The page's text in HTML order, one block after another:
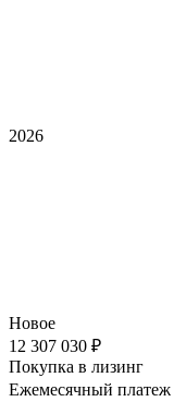
2026
Новое
12 307 030 ₽
Покупка в лизинг
Ежемесячный платеж